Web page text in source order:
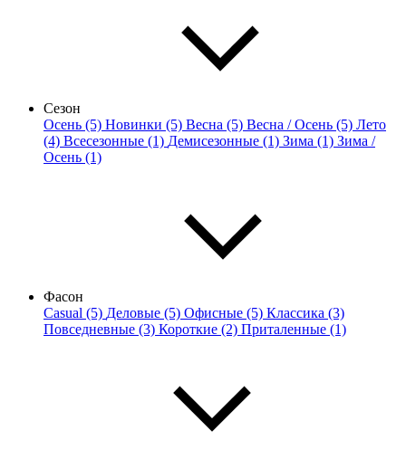
Сезон
Осень (5) Новинки (5) Весна (5) Весна / Осень (5) Лето
(4) Всесезонные (1) Демисезонные (1) Зима (1) Зима /
Осень (1)
Фасон
Casual (5) Деловые (5) Офисные (5) Классика (3)
Повседневные (3) Короткие (2) Приталенные (1)